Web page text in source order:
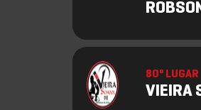
80º LUGAR
VIEIRA